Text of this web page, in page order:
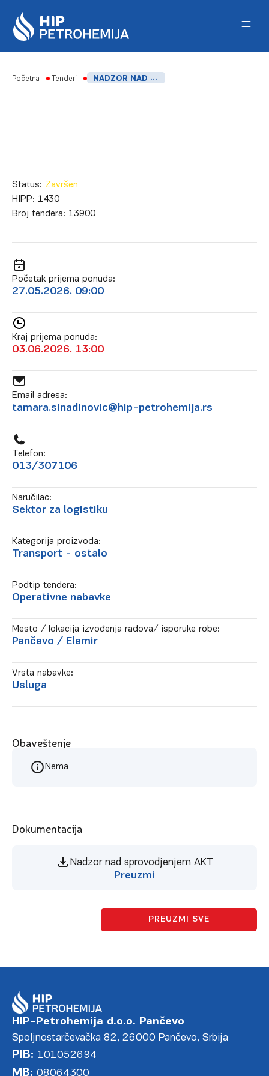
Početna Tenderi NADZOR NAD SPROVOĐENJEM AKT-A O INDUSTRIJSKOM KOLOSEKU I REDOVNO PODUČAVANJE UČESNIKA NA INDUSTRIJSKOM KOLOSEKU
Status: Završen
HIPP: 1430
Broj tendera: 13900
Početak prijema ponuda:
27.05.2026. 09:00
Kraj prijema ponuda:
03.06.2026. 13:00
Email adresa:
tamara.sinadinovic@hip-petrohemija.rs
Telefon:
013/307106
Naručilac:
Sektor za logistiku
Kategorija proizvoda:
Transport - ostalo
Podtip tendera:
Operativne nabavke
Mesto / lokacija izvođenja radova/ isporuke robe:
Pančevo / Elemir
Vrsta nabavke:
Usluga
Obaveštenje
Nema
Dokumentacija
Nadzor nad sprovodjenjem AKT
Preuzmi
PREUZMI SVE
HIP-Petrohemija d.o.o. Pančevo
Spoljnostarčevačka 82, 26000 Pančevo, Srbija
PIB: 101052694
MB: 08064300